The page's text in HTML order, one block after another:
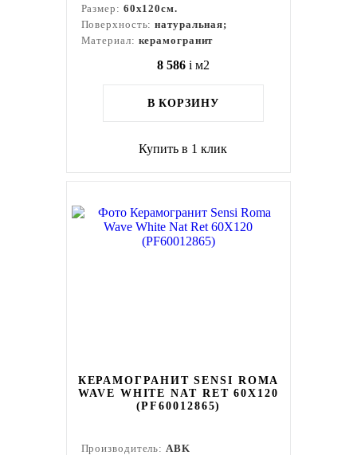
Размер: 60x120см.
Поверхность:натуральная;
Материал: керамогранит
8 586 i м2
В КОРЗИНУ
Купить в 1 клик
КЕРАМОГРАНИТ SENSI ROMA
WAVE WHITE NAT RET 60X120
(PF60012865)
Производитель:ABK